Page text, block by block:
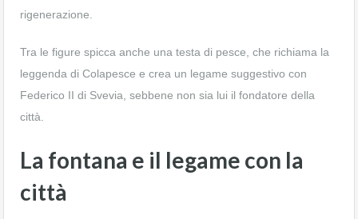
rigenerazione.
Tra le figure spicca anche una testa di pesce, che richiama la
leggenda di Colapesce e crea un legame suggestivo con
Federico II di Svevia, sebbene non sia lui il fondatore della
città.
La fontana e il legame con la
città